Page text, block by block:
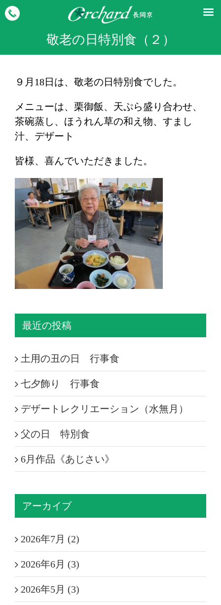
敬老の日特別食（２）
９月18日は、敬老の日特別食でした。
メニューは、栗御飯、天ぷら盛り合わせ、
茶碗蒸し、ほうれん草の和え物、すまし
汁、デザート
皆様、喜んでいただきました。
最近の投稿
土用の丑の日 行事食
七夕飾り 行事食
デザートレクリエーション（水無月）
父の日 特別食
6月作品《あじさい》
アーカイブ
2026年7月 (2)
2026年6月 (3)
2026年5月 (3)